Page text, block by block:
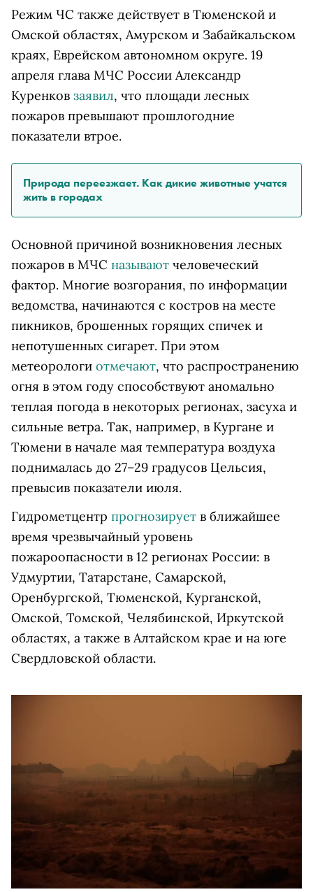
Режим ЧС также действует в Тюменской и
Омской областях, Амурском и Забайкальском
краях, Еврейском автономном округе. 19
апреля глава МЧС России Александр
Куренков заявил, что площади лесных
пожаров превышают прошлогодние
показатели втрое.
Природа переезжает. Как дикие животные учатся
жить в городах
Основной причиной возникновения лесных
пожаров в МЧС называют человеческий
фактор. Многие возгорания, по информации
ведомства, начинаются с костров на месте
пикников, брошенных горящих спичек и
непотушенных сигарет. При этом
метеорологи отмечают, что распространению
огня в этом году способствуют аномально
теплая погода в некоторых регионах, засуха и
сильные ветра. Так, например, в Кургане и
Тюмени в начале мая температура воздуха
поднималась до 27–29 градусов Цельсия,
превысив показатели июля.
Гидрометцентр прогнозирует в ближайшее
время чрезвычайный уровень
пожароопасности в 12 регионах России: в
Удмуртии, Татарстане, Самарской,
Оренбургской, Тюменской, Курганской,
Омской, Томской, Челябинской, Иркутской
областях, а также в Алтайском крае и на юге
Свердловской области.